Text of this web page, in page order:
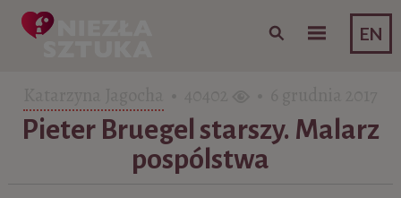
EN
Skip to content
Pieter Bruegel starszy. Malarz
pospólstwa